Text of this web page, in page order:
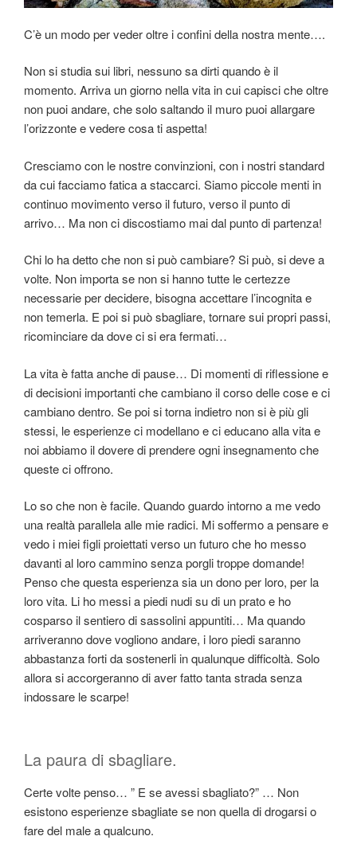
C’è un modo per veder oltre i confini della nostra mente….
Non si studia sui libri, nessuno sa dirti quando è il
momento. Arriva un giorno nella vita in cui capisci che oltre
non puoi andare, che solo saltando il muro puoi allargare
l’orizzonte e vedere cosa ti aspetta!
Cresciamo con le nostre convinzioni, con i nostri standard
da cui facciamo fatica a staccarci. Siamo piccole menti in
continuo movimento verso il futuro, verso il punto di
arrivo… Ma non ci discostiamo mai dal punto di partenza!
Chi lo ha detto che non si può cambiare? Si può, si deve a
volte. Non importa se non si hanno tutte le certezze
necessarie per decidere, bisogna accettare l’incognita e
non temerla. E poi si può sbagliare, tornare sui propri passi,
ricominciare da dove ci si era fermati…
La vita è fatta anche di pause… Di momenti di riflessione e
di decisioni importanti che cambiano il corso delle cose e ci
cambiano dentro. Se poi si torna indietro non si è più gli
stessi, le esperienze ci modellano e ci educano alla vita e
noi abbiamo il dovere di prendere ogni insegnamento che
queste ci offrono.
Lo so che non è facile. Quando guardo intorno a me vedo
una realtà parallela alle mie radici. Mi soffermo a pensare e
vedo i miei figli proiettati verso un futuro che ho messo
davanti al loro cammino senza porgli troppe domande!
Penso che questa esperienza sia un dono per loro, per la
loro vita. Li ho messi a piedi nudi su di un prato e ho
cosparso il sentiero di sassolini appuntiti… Ma quando
arriveranno dove vogliono andare, i loro piedi saranno
abbastanza forti da sostenerli in qualunque difficoltà. Solo
allora si accorgeranno di aver fatto tanta strada senza
indossare le scarpe!
La paura di sbagliare.
Certe volte penso… ” E se avessi sbagliato?” … Non
esistono esperienze sbagliate se non quella di drogarsi o
fare del male a qualcuno.